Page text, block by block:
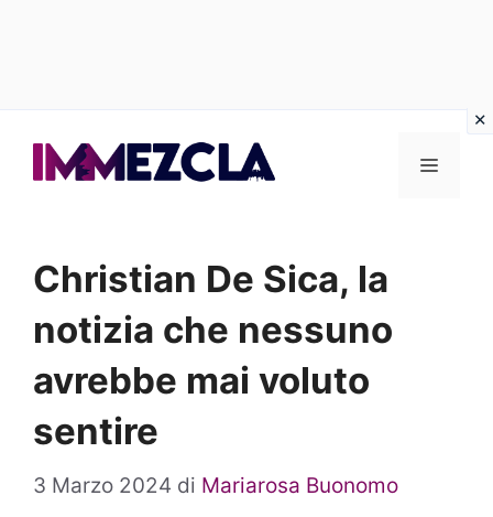
Menu
Christian De Sica, la
notizia che nessuno
avrebbe mai voluto
sentire
3 Marzo 2024 di Mariarosa Buonomo